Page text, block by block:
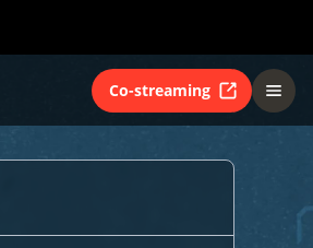
Co-streaming